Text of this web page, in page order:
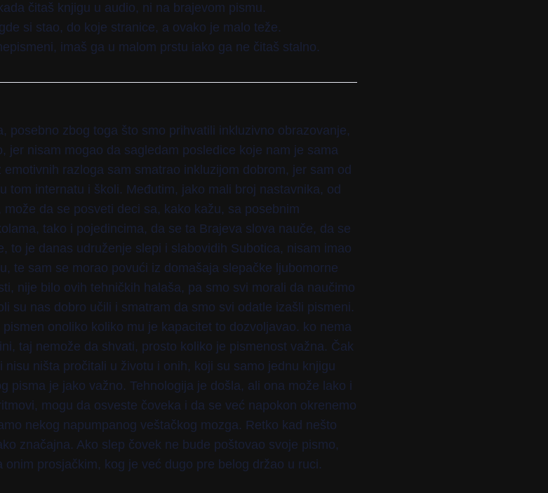
čitaš knjigu u audio, ni na brajevom pismu.
si stao, do koje stranice, a ovako je malo teže.
imaš ga u malom prstu iako ga ne čitaš stalno.
posebno zbog toga što smo prihvatili inkluzivno obrazovanje,
jer nisam mogao da sagledam posledice koje nam je sama
razloga sam smatrao inkluzijom dobrom, jer sam od
tom internatu i školi. Međutim, jako mali broj nastavnika, od
da se posveti deci sa, kako kažu, sa posebnim
tako i pojedincima, da se ta Brajeva slova nauče, da se
to je danas udruženje slepi i slabovidih Subotica, nisam imao
te sam se morao povući iz domašaja slepačke ljubomorne
nije bilo ovih tehničkih halaša, pa smo svi morali da naučimo
su nas dobro učili i smatram da smo svi odatle izašli pismeni.
onoliko koliko mu je kapacitet to dozvoljavao. ko nema
taj nemože da shvati, prosto koliko je pismenost važna. Čak
ništa pročitali u životu i onih, koji su samo jednu knjigu
pisma je jako važno. Tehnologija je došla, ali ona može lako i
mogu da osveste čoveka i da se već napokon okrenemo
nekog napumpanog veštačkog mozga. Retko kad nešto
značajna. Ako slep čovek ne bude poštovao svoje pismo,
prosjačkim, kog je već dugo pre belog držao u ruci.